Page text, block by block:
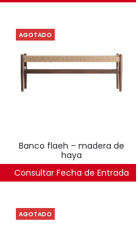
AGOTADO
banco flaeh – madera de
haya
438€
Consultar Fecha de Entrada
AGOTADO